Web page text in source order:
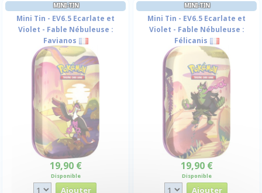
MINI-TIN
Mini Tin - EV6.5 Ecarlate et
Violet - Fable Nébuleuse :
Favianos
19,90 €
Disponible
MINI-TIN
Mini Tin - EV6.5 Ecarlate et
Violet - Fable Nébuleuse :
Félicanis
19,90 €
Disponible